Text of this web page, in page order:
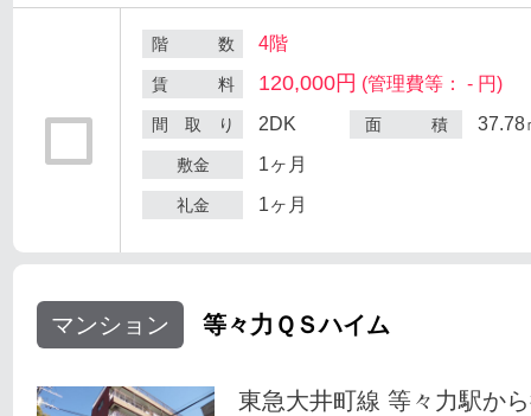
階 数 4階
賃 料 120,000円 (管理費等： - 円)
間 取 り 2DK 面 積 37.78
敷金 1ヶ月
礼金 1ヶ月
マンション 等々力ＱＳハイム
東急大井町線 等々力駅か